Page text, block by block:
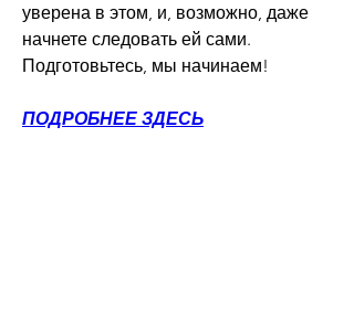
уверена в этом, и, возможно, даже
начнете следовать ей сами.
Подготовьтесь, мы начинаем!
ПОДРОБНЕЕ ЗДЕСЬ